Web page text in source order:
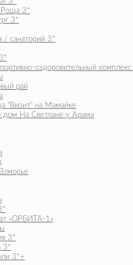
Роща 3*
3*
/ санаторий 3*
оздоровительный
рай
“Визит” на Мамайке
дом На Светлане у Арама
«ОРБИТА-1»
3*
3*
3*+